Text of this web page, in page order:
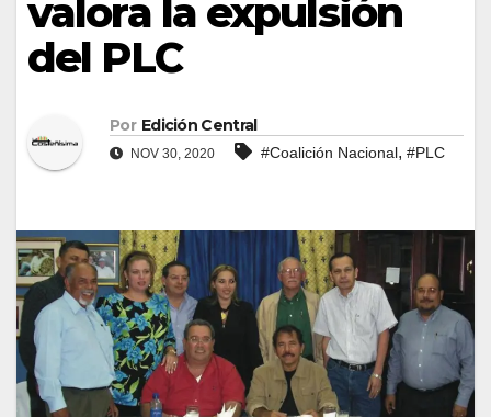
valora la expulsión
del PLC
Por Edición Central
NOV 30, 2020 #Coalición Nacional, #PLC